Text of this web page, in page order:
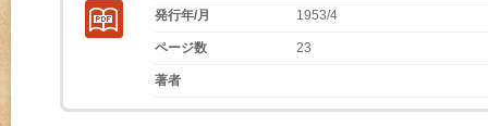
発行年/月 1953/4
ページ数 23
著者